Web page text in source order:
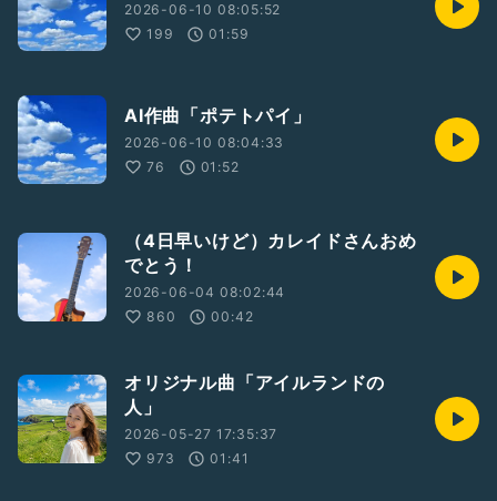
2026-06-10 08:05:52
199
01:59
AI作曲「ポテトパイ」
2026-06-10 08:04:33
76
01:52
（4日早いけど）カレイドさんおめ
でとう！
2026-06-04 08:02:44
860
00:42
オリジナル曲「アイルランドの
人」
2026-05-27 17:35:37
973
01:41